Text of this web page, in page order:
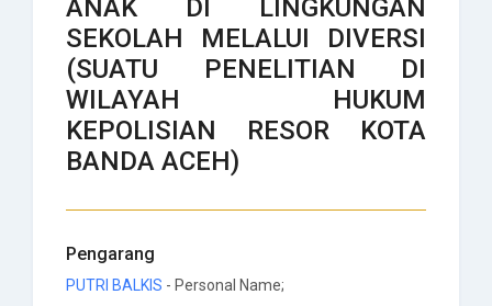
ANAK DI LINGKUNGAN
SEKOLAH MELALUI DIVERSI
(SUATU PENELITIAN DI
WILAYAH HUKUM
KEPOLISIAN RESOR KOTA
BANDA ACEH)
Pengarang
PUTRI BALKIS - Personal Name;